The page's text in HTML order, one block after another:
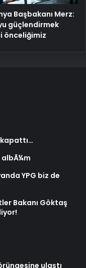
Başbakanı Merz:
güçlendirmek
önceliğimiz
albÃ¼m
YPG biz de
Bakanı Göktaş
ulaştı